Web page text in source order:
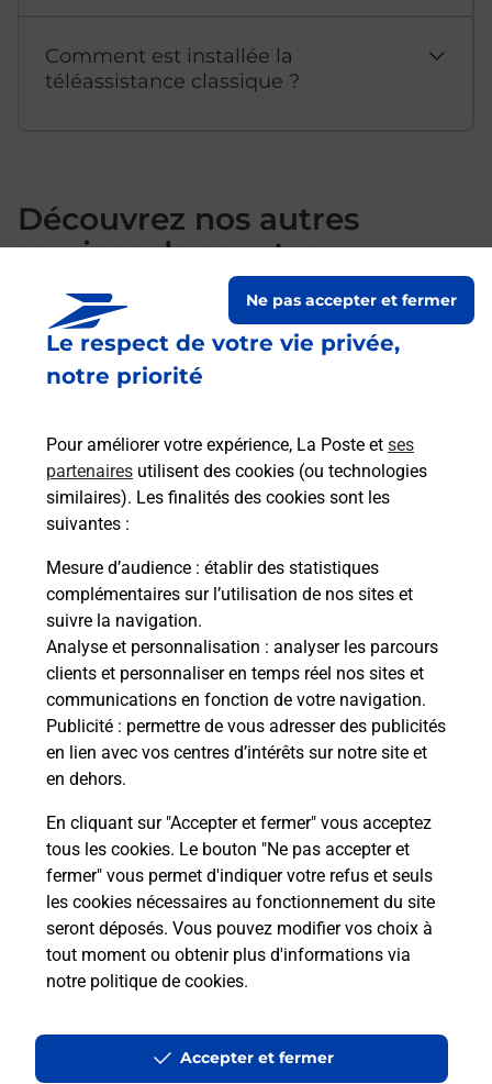
Le respect de votre vie privée,
notre priorité
Pour améliorer votre expérience, La Poste et ses
partenaires utilisent des cookies (ou technologies
similaires). Les finalités des cookies sont les
suivantes :
Mesure d’audience : établir des statistiques
complémentaires sur l’utilisation de nos sites et
suivre la navigation.
Analyse et personnalisation : analyser les parcours
clients et personnaliser en temps réel nos sites et
communications en fonction de votre navigation.
Publicité : permettre de vous adresser des publicités
en lien avec vos centres d’intérêts sur notre site et
en dehors.
En cliquant sur "Accepter et fermer" vous acceptez
tous les cookies. Le bouton "Ne pas accepter et
fermer" vous permet d'indiquer votre refus et seuls
les cookies nécessaires au fonctionnement du site
seront déposés. Vous pouvez modifier vos choix à
tout moment ou obtenir plus d'informations via
notre politique de cookies.
Ne pas accepter et fermer
Accepter et fermer
Comment est installée la
téléassistance classique ?
Découvrez nos autres
services dans votre
commune Echirolles
S'inscrire au code de la route
Vous cherchez à passer votre code de la route auto
ou moto dans la commune Echirolles ? Découvrez
toutes nos solutions.
En savoir plus
Localiser Liste
Liste - téléassistance
Isère - téléassistance
Echirolles - téléassistance
Accessibilité : partiellement conforme